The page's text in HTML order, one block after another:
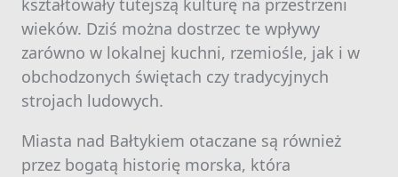
kształtowały tutejszą kulturę na przestrzeni
wieków. Dziś można dostrzec te wpływy
zarówno w lokalnej kuchni, rzemiośle, jak i w
obchodzonych świętach czy tradycyjnych
strojach ludowych.
Miasta nad Bałtykiem otaczane są również
przez bogatą historię morska, która